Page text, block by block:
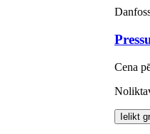
Cena
Ielikt